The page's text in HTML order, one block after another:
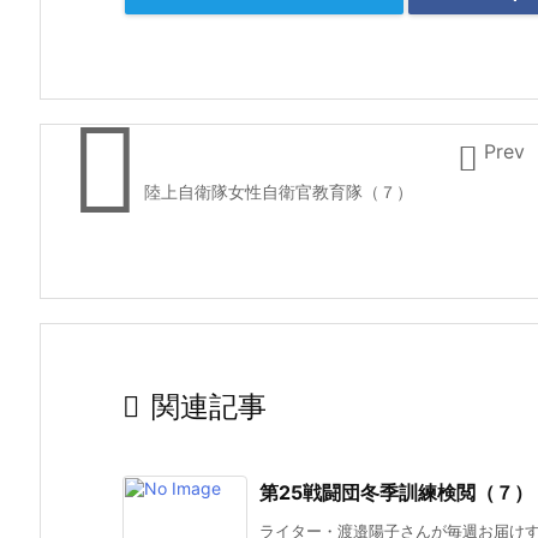
陸上自衛隊女性自衛官教育隊（７）
 Prev
 関連記事
第25戦闘団冬季訓練検閲（７）
ライター・渡邉陽子さんが毎週お届